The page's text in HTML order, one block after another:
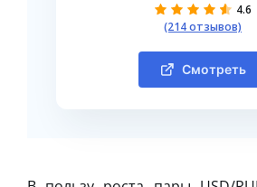
4.6
(214 отзывов)
Смотреть